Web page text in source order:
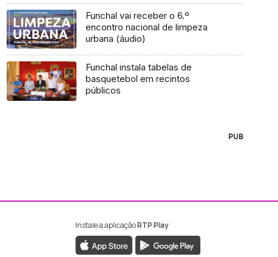
Funchal vai receber o 6.º
encontro nacional de limpeza
urbana (áudio)
Funchal instala tabelas de
basquetebol em recintos
públicos
PUB
da RTP Madeira
da RTP Madeira
Instale a aplicaçãoRTP Play